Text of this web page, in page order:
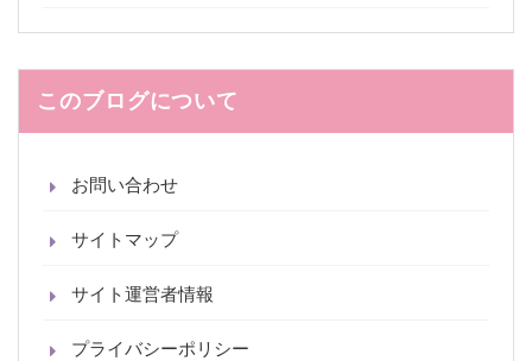
このブログについて
お問い合わせ
サイトマップ
サイト運営者情報
プライバシーポリシー